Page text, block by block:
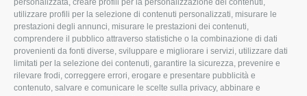
personalizzata, creare profili per la personalizzazione dei contenuti,
utilizzare profili per la selezione di contenuti personalizzati, misurare le
prestazioni degli annunci, misurare le prestazioni dei contenuti,
comprendere il pubblico attraverso statistiche o la combinazione di dati
provenienti da fonti diverse, sviluppare e migliorare i servizi, utilizzare dati
limitati per la selezione dei contenuti, garantire la sicurezza, prevenire e
rilevare frodi, correggere errori, erogare e presentare pubblicità e
contenuto, salvare e comunicare le scelte sulla privacy, abbinare e
I Nostri Servizi
Uffici della Sede
provinciale
Le Sedi di Zona
Ambiente
Associazione
CONFAGRICOLTURA